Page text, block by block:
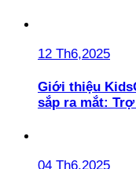
12 Th6,2025
Giới thiệu
sắp ra mắt:
04 Th6,2025